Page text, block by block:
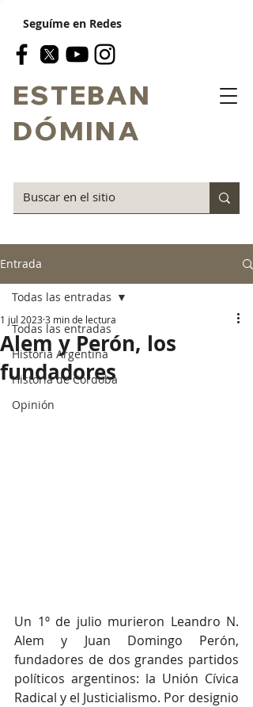
ESTEBAN
DÓMINA
Seguíme en Redes
Entrada
Todas las entradas
Historia Argentina
Historia de Córdoba
Opinión
Todas las entradas
Alem y Perón, los
fundadores
1 jul 20233 min de lectura
Un 1º de julio murieron Leandro N.
Alem y Juan Domingo Perón,
fundadores de dos grandes partidos
políticos argentinos: la Unión Cívica
Radical y el Justicialismo. Por designio